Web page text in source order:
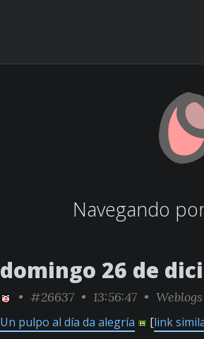
Navegando
domingo 26 de
• #26637 • 13:56:47 • Weblogs
Un pulpo al día da alegría [link